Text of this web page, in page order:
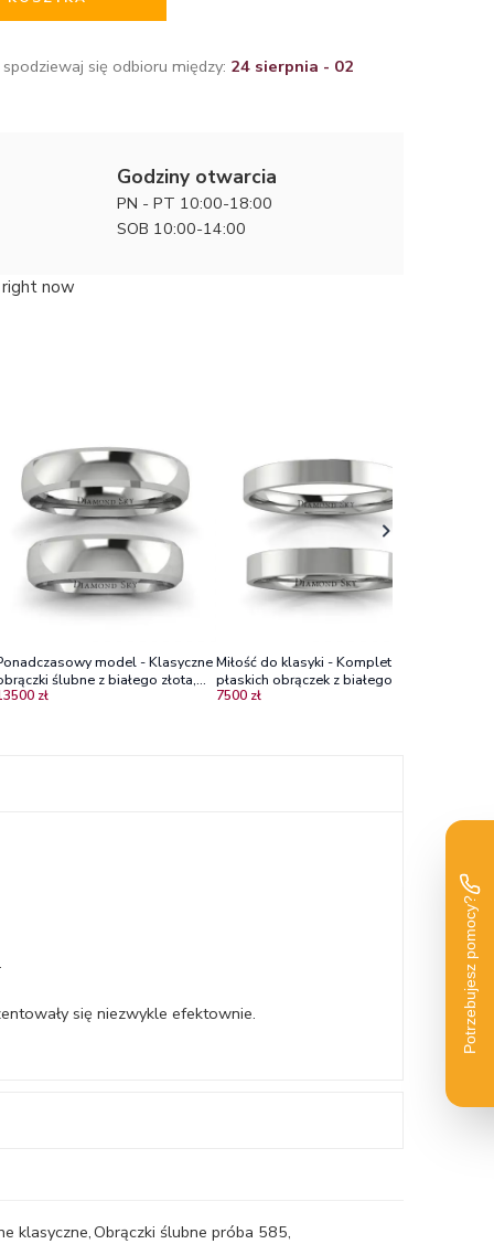
się odbioru między: 24 sierpnia - 02
Godziny otwarcia
PN - PT 10:00-18:00
SOB 10:00-14:00
now
model - Klasyczne
ślubne z białego złota,
4.5mm
zł
Miłość do klasyki - Komplet
płaskich obrączek z białego złota,
3mm
7500 zł
się niezwykle efektownie.
klasyczne,Obrączki ślubne próba 585,